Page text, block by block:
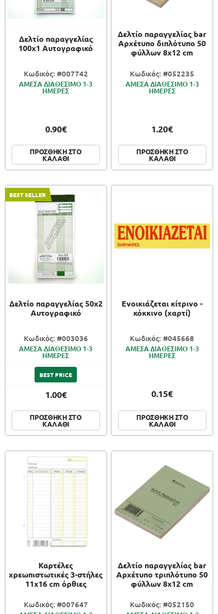
ΠΑΙΧΝΙΔΙΑ
ΚΑΛΛΙΤΕΧΝΙΚΑ
Δελτίο παραγγελίας
100x1 Αυτογραφικό
Κωδικός: #007742
ΑΜΕΣΑ ΔΙΑΘΕΣΙΜΟ 1-3
ΗΜΕΡΕΣ
0.90€
ΠΡΟΣΘΗΚΗ ΣΤΟ
ΚΑΛΑΘΙ
Δελτίο παραγγελίας bar
Αρχέτυπο διπλότυπο 50
φύλλων 8x12 cm
Κωδικός: #052235
ΑΜΕΣΑ ΔΙΑΘΕΣΙΜΟ 1-3
ΗΜΕΡΕΣ
1.20€
ΠΡΟΣΘΗΚΗ ΣΤΟ
ΚΑΛΑΘΙ
BEST SELLER
Δελτίο παραγγελίας 50x2
Αυτογραφικό
Κωδικός: #003036
ΑΜΕΣΑ ΔΙΑΘΕΣΙΜΟ 1-3
ΗΜΕΡΕΣ
BEST PRICE
1.00€
ΠΡΟΣΘΗΚΗ ΣΤΟ
ΚΑΛΑΘΙ
Ενοικιάζεται κίτρινο -
κόκκινο (χαρτί)
Κωδικός: #045668
ΑΜΕΣΑ ΔΙΑΘΕΣΙΜΟ 1-3
ΗΜΕΡΕΣ
0.15€
ΠΡΟΣΘΗΚΗ ΣΤΟ
ΚΑΛΑΘΙ
Καρτέλες
χρεωπιστωτικές 3-στήλες
11x16 cm όρθιες
Κωδικός: #007647
Δελτίο παραγγελίας bar
Αρχέτυπο τριπλότυπο 50
φύλλων 8x12 cm
Κωδικός: #052150